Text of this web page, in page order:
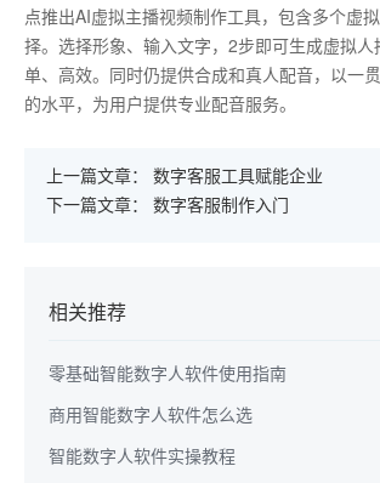
点推出AI虚拟主播视频制作工具，包含多个虚
择。选择形象、输入文字，2步即可生成虚拟
单、高效。同时仍提供合成和真人配音，以一
的水平，为用户提供专业配音服务。
上一篇文章： 数字客服工具赋能企业
下一篇文章： 数字客服制作入门
相关推荐
零基础智能数字人软件使用指南
商用智能数字人软件怎么选
智能数字人软件实操教程